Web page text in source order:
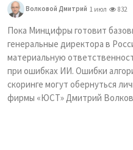
Архив
База знаний
Волковой Дмитрий 1 июл 832
Пока Минцифры готовит
генеральные директора в
материальную
при ошибках ИИ. Ошибки
скоринге могут обернуться
фирмы «ЮСТ» Дмитрий